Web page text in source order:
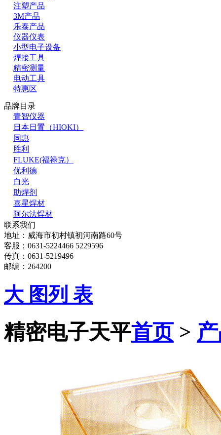
注塑产品
3M产品
乐泰产品
仪器仪表
小型电子设备
焊接工具
精密测量
电动工具
特惠区
品牌目录
青智仪器
日本日置（HIOKI）
同惠
胜利
FLUKE(福禄克）
优利德
白光
助焊剂
喜星焊材
阿尔法焊材
联系我们
地址：威海市初村镇初河南路60号
客服：0631-5224466 5229596
传真：0631-5219496
邮编：264200
大 图列 表
精密电子天平首页>